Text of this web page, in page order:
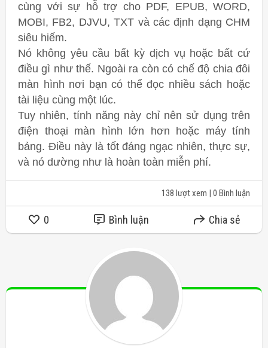
cùng với sự hỗ trợ cho PDF, EPUB, WORD,
MOBI, FB2, DJVU, TXT và các định dạng CHM
siêu hiếm.
Nó không yêu cầu bất kỳ dịch vụ hoặc bất cứ
điều gì như thế. Ngoài ra còn có chế độ chia đôi
màn hình nơi bạn có thể đọc nhiều sách hoặc
tài liệu cùng một lúc.
Tuy nhiên, tính năng này chỉ nên sử dụng trên
điện thoại màn hình lớn hơn hoặc máy tính
bảng. Điều này là tốt đáng ngạc nhiên, thực sự,
và nó dường như là hoàn toàn miễn phí.
138 lượt xem | 0 Bình luận
0 Bình luận Chia sẻ